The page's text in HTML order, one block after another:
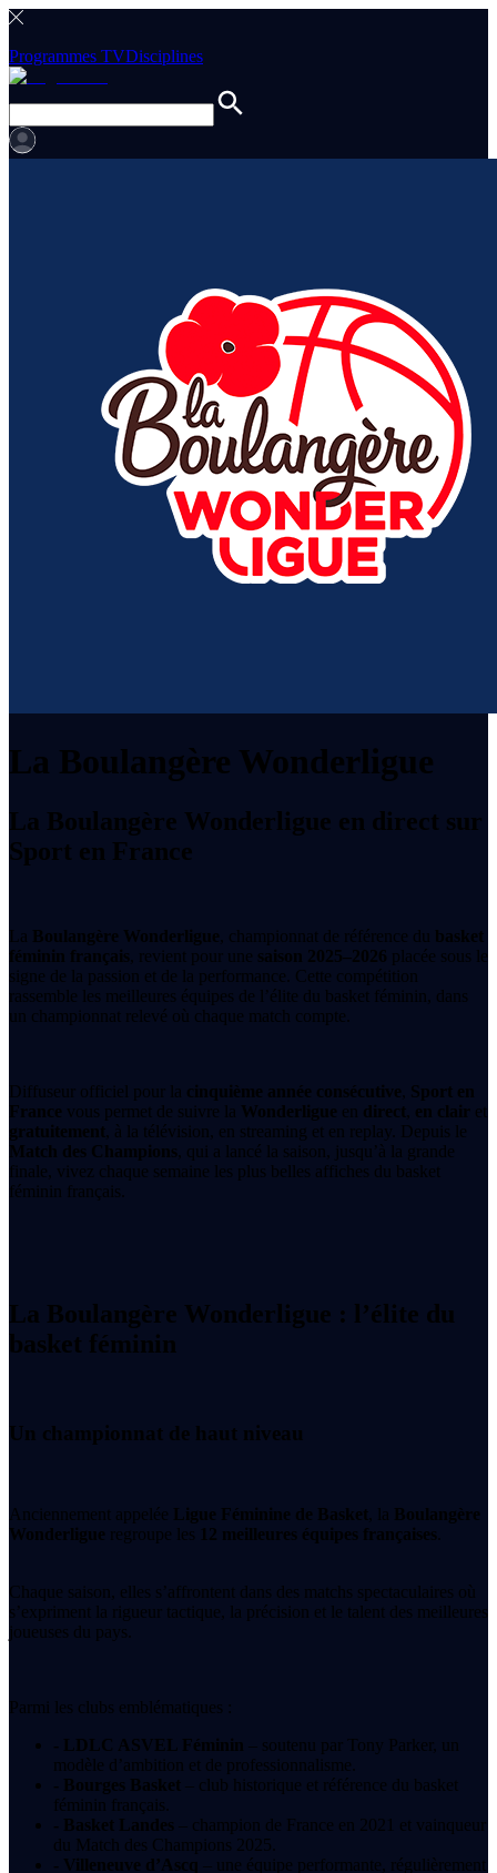
Programmes TVDisciplines
La Boulangère Wonderligue
La Boulangère Wonderligue en direct sur
Sport en France
La Boulangère Wonderligue, championnat de référence du basket
féminin français, revient pour une saison 2025–2026 placée sous le
signe de la passion et de la performance. Cette compétition
rassemble les meilleures équipes de l’élite du basket féminin, dans
un championnat relevé où chaque match compte.
Diffuseur officiel pour la cinquième année consécutive, Sport en
France vous permet de suivre la Wonderligue en direct, en clair et
gratuitement, à la télévision, en streaming et en replay. Depuis le
Match des Champions, qui a lancé la saison, jusqu’à la grande
finale, vivez chaque semaine les plus belles affiches du basket
féminin français.
La Boulangère Wonderligue : l’élite du
basket féminin
Un championnat de haut niveau
Anciennement appelée Ligue Féminine de Basket, la Boulangère
Wonderligue regroupe les 12 meilleures équipes françaises
Chaque saison, elles s’affrontent dans des matchs spectaculaires où
s’expriment la rigueur tactique, la précision et le talent des meilleures
joueuses du pays.
Parmi les clubs emblématiques :
- LDLC ASVEL Féminin – soutenu par Tony Parker, un
modèle d’ambition et de professionnalisme.
- Bourges Basket – club historique et référence du basket
féminin français.
- Basket Landes – champion de France en 2021 et vainqueur
du Match des Champions 2025.
- Villeneuve d’Ascq – une équipe performante, régulièrement